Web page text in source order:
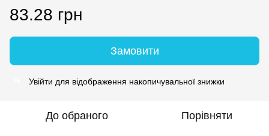
83.28 грн
Замовити
Увійти для відображення накопичувальної знижки
До обраного Порівняти